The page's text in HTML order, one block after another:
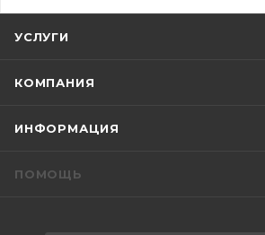
УСЛУГИ
КОМПАНИЯ
ИНФОРМАЦИЯ
ПОМОЩЬ